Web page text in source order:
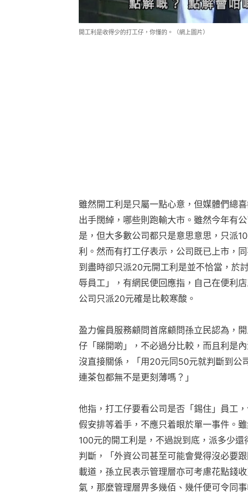
開工利是收得少的打工仔，你懂的。（網上圖片）
雖然開工利是只屬一點心意，但媒體們總
出手闊綽，哪些則跑輸大市。雖然今年有
是，但大多數公司都只是意思意思，只派
利。然而有打工仔表示，公司既已上市，
到盡時卻只派20元開工利是並不恰當，於
辱員工」，有網民便回應指，自己在便利
公司只派20元確是比較寒酸。
盈力僱員服務顧問首席顧問孫立民認為，
仔「睇開啲」，不必過分比較，而且利是
沒直接關係，「用20元同50元就判斷到公
連茶包都無不是更刻薄嗎？」
他指，打工仔要看公司是否「錫住」員工
假安排等着手，不應只着眼於單一事件。
100元的開工利是，不過說到底，派多少
判斷，「外資公司甚至可能會覺得沒必要
載道，孫立民表示管理層亦可考慮花點錢
氣，那麼管理層畀多幾佰、幾仟便可令同事